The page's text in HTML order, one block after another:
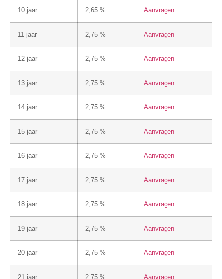
10 jaar 2,65 % Aanvragen
11 jaar 2,75 % Aanvragen
12 jaar 2,75 % Aanvragen
13 jaar 2,75 % Aanvragen
14 jaar 2,75 % Aanvragen
15 jaar 2,75 % Aanvragen
16 jaar 2,75 % Aanvragen
17 jaar 2,75 % Aanvragen
18 jaar 2,75 % Aanvragen
19 jaar 2,75 % Aanvragen
20 jaar 2,75 % Aanvragen
21 jaar 2,75 % Aanvragen